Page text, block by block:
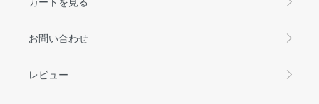
お問い合わせ
レビュー